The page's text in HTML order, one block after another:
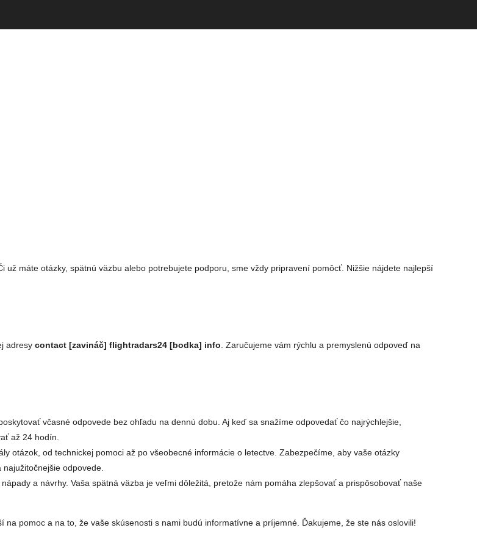
máte otázky, spätnú väzbu alebo potrebujete podporu, sme vždy pripravení pomôcť. Nižšie nájdete najlepší
adresy contact [zavináč] flightradars24 [bodka] info . Zaručujeme vám rýchlu a premyslenú odpoveď na
včasné odpovede bez ohľadu na dennú dobu. Aj keď sa snažíme odpovedať čo najrýchlejšie,
až 24 hodín.
otázok, od technickej pomoci až po všeobecné informácie o letectve. Zabezpečíme, aby vaše otázky
odpovede.
a návrhy. Vaša spätná väzba je veľmi dôležitá, pretože nám pomáha zlepšovať a prispôsobovať naše
pomoc a na to, že vaše skúsenosti s nami budú informatívne a príjemné. Ďakujeme, že ste nás oslovili!